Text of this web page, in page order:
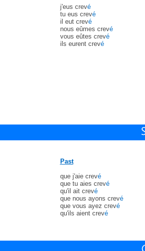
j'eus crevé
tu eus crevé
il eut crevé
nous eûmes crevé
vous eûtes crevé
ils eurent crevé
Past
que j'aie crevé
que tu aies crevé
qu'il ait crevé
que nous ayons crevé
que vous ayez crevé
qu'ils aient crevé